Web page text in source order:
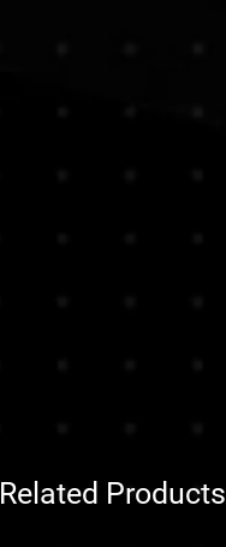
Related Products